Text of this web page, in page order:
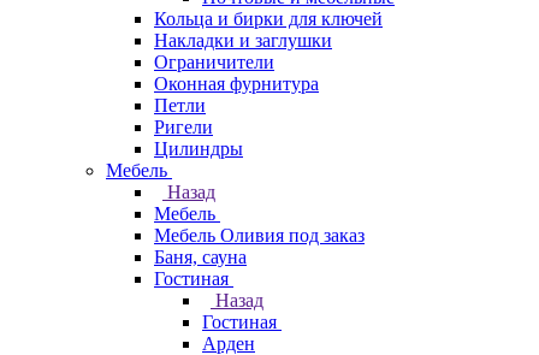
Кольца и бирки для ключей
Накладки и заглушки
Ограничители
Оконная фурнитура
Петли
Ригели
Цилиндры
Мебель
Назад
Мебель
Мебель Оливия под заказ
Баня, сауна
Гостиная
Назад
Гостиная
Арден